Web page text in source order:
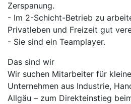
Zerspanung.
- Im 2-Schicht-Betrieb zu
Privatleben und Freizeit gut
- Sie sind ein Teamplayer.
Das sind wir
Wir suchen Mitarbeiter für
Unternehmen aus Industrie,
Allgäu – zum Direkteinstieg